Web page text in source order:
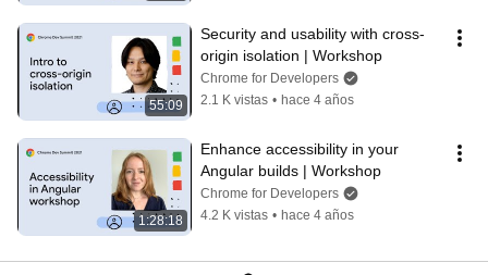
55:09
Security and usability with cross-
origin isolation | Workshop
Chrome for Developers
2.1 K vistas • hace 4 años
1:28:18
Enhance accessibility in your
Angular builds | Workshop
Chrome for Developers
4.2 K vistas • hace 4 años